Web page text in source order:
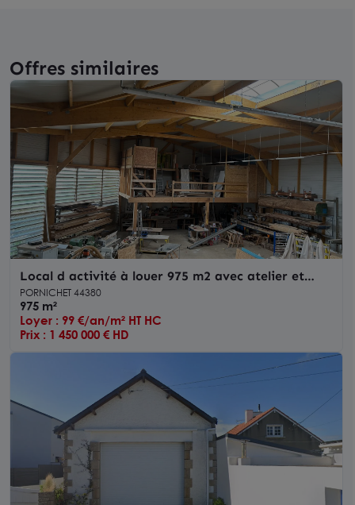
Offres similaires
Local d activité à louer 975 m2 avec atelier et
showroom à Pornichet
PORNICHET 44380
975 m²
Loyer : 99 €/an/m² HT HC
Prix : 1 450 000 € HD